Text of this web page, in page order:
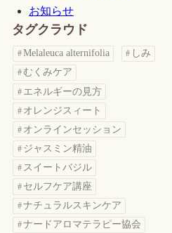
お知らせ
タグクラウド
Melaleuca alternifolia
しみ
むくみケア
エネルギーの見方
オレンジスィート
オンラインセッション
ジャスミン精油
スイートバジル
セルフケア講座
ナチュラルスキンケア
ナードアロマテラピー協会